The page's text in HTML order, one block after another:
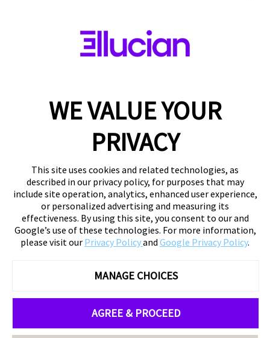
WE VALUE YOUR
PRIVACY
This site uses cookies and related technologies, as
described in our privacy policy, for purposes that may
include site operation, analytics, enhanced user experience,
or personalized advertising and measuring its
effectiveness. By using this site, you consent to our and
Google’s use of these technologies. For more information,
please visit our Privacy Policyand Google Privacy Policy.
MANAGE CHOICES
AGREE & PROCEED